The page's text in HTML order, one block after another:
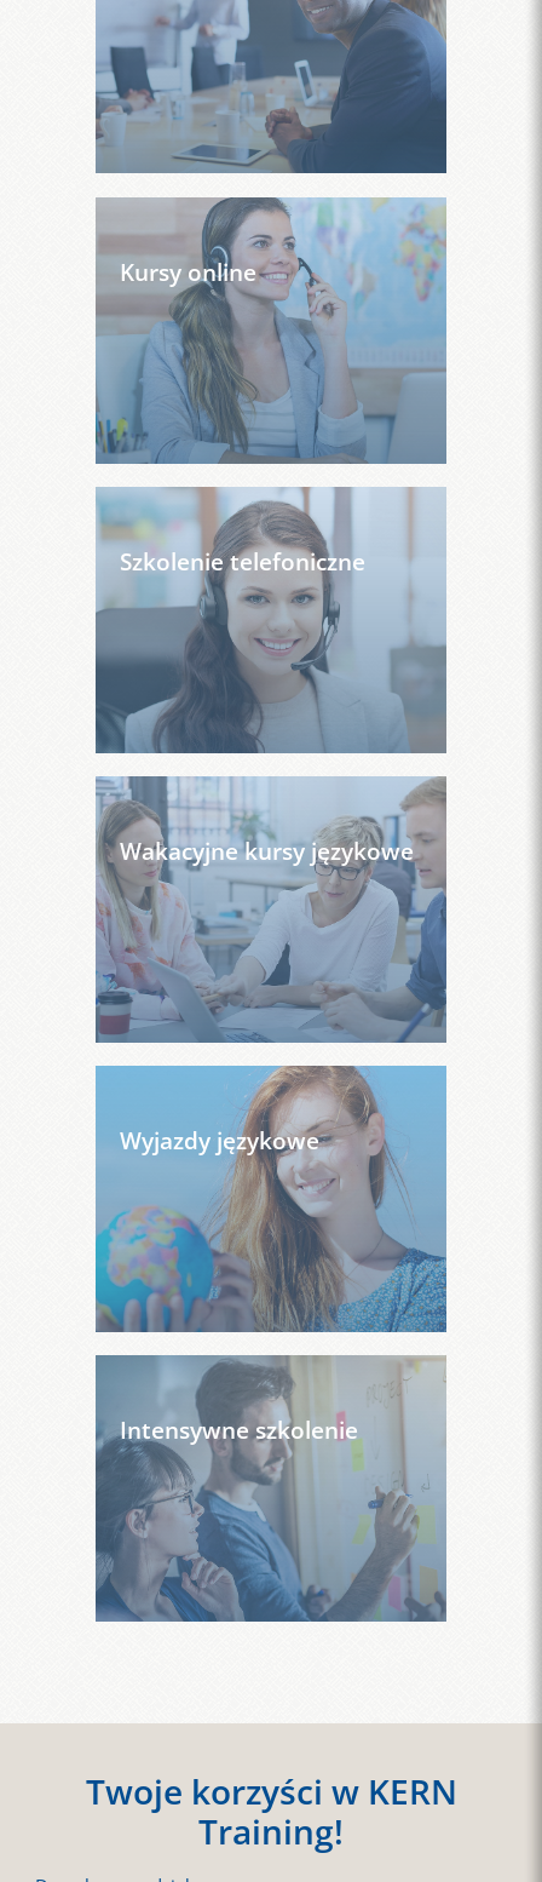
Kursy online
Szkolenie telefoniczne
Wakacyjne kursy językowe
Wyjazdy językowe
Intensywne szkolenie
Twoje korzyści w KERN
Training!